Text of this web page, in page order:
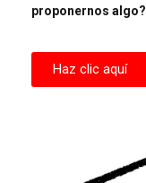
proponernos algo?
Haz clic aquí